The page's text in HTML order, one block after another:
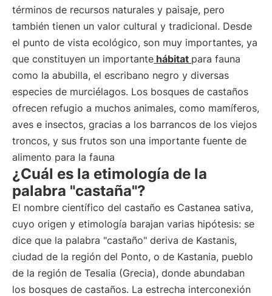
términos de recursos naturales y paisaje, pero
también tienen un valor cultural y tradicional. Desde
el punto de vista ecológico, son muy importantes, ya
que constituyen un importante hábitat para fauna
como la abubilla, el escribano negro y diversas
especies de murciélagos. Los bosques de castaños
ofrecen refugio a muchos animales, como mamíferos,
aves e insectos, gracias a los barrancos de los viejos
troncos, y sus frutos son una importante fuente de
alimento para la fauna
¿Cuál es la etimología de la
palabra "castaña"?
El nombre científico del castaño es Castanea sativa,
cuyo origen y etimología barajan varias hipótesis: se
dice que la palabra "castaño" deriva de Kastanis,
ciudad de la región del Ponto, o de Kastania, pueblo
de la región de Tesalia (Grecia), donde abundaban
los bosques de castaños. La estrecha interconexión